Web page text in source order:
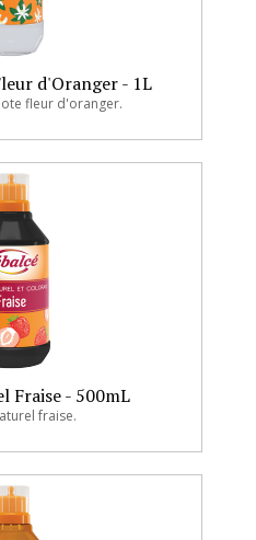
d'Oranger - 1L
fleur d'oranger.
Fraise - 500mL
fraise.